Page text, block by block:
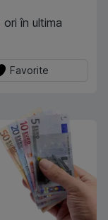
ori în ultima
Favorite